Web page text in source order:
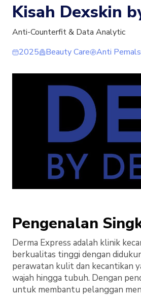
Kisah Dexskin
Anti-Counterfit & Data Analytic
2025
Beauty Care Anti
Pengenalan
Derma Express adalah klinik
berkualitas tinggi dengan
perawatan kulit dan kecantikan
wajah hingga tubuh. Dengan
untuk membantu pelanggan